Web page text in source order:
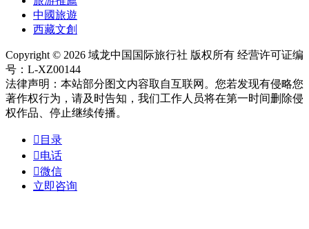
中國旅遊
西藏文創
Copyright © 2026 域龙中国国际旅行社 版权所有 经营许可证编
号：L-XZ00144
法律声明：本站部分图文内容取自互联网。您若发现有侵略您
著作权行为，请及时告知，我们工作人员将在第一时间删除侵
权作品、停止继续传播。
 目录
电话
微信
立即咨询